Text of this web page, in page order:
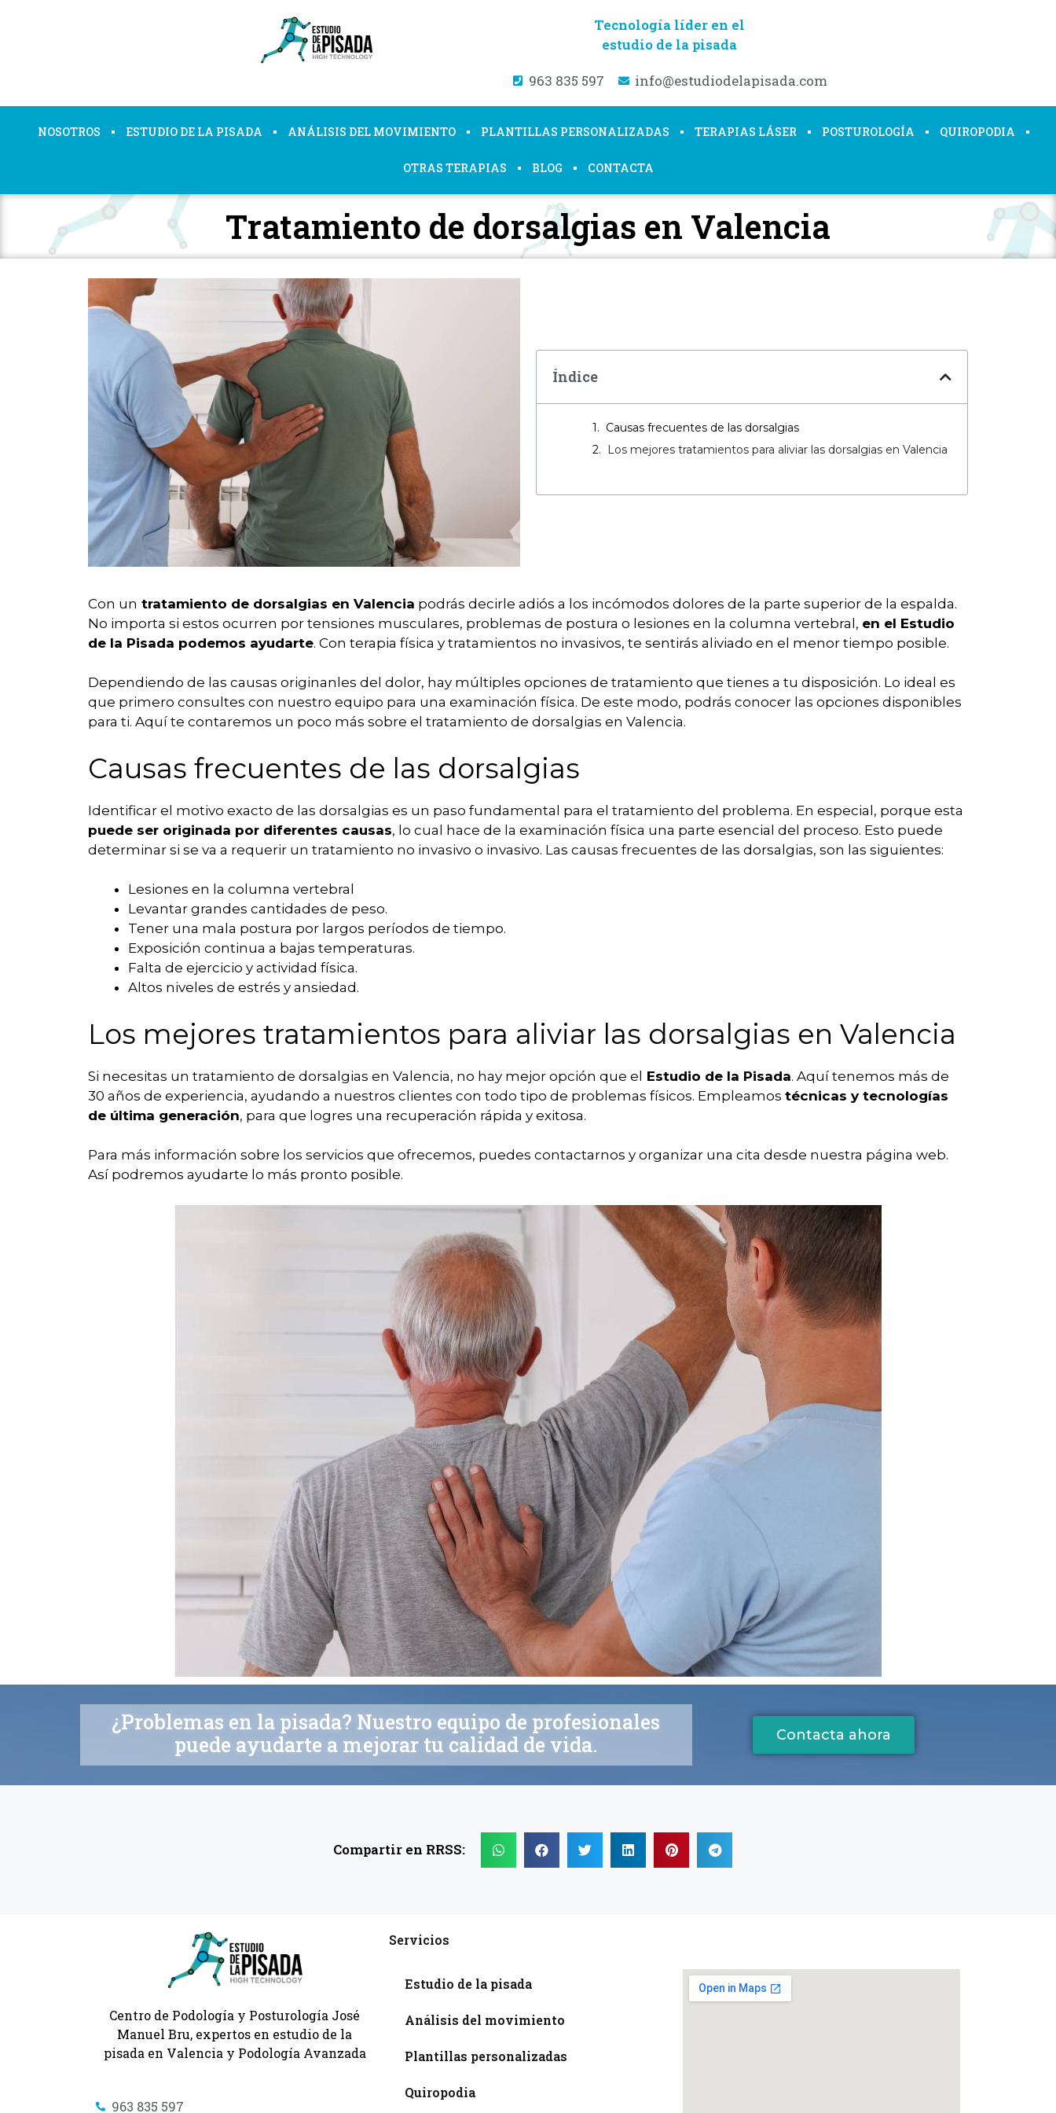
Tecnología líder en el
estudio de la pisada
963 835 597
info@estudiodelapisada.com
NOSOTROS ESTUDIO DE LA PISADA ANÁLISIS DEL MOVIMIENTO PLANTILLAS PERSONALIZADAS TERAPIAS LÁSER POSTUROLOGÍA QUIROPODIA
OTRAS TERAPIAS BLOG CONTACTA
Tratamiento de dorsalgias en Valencia
Índice
Causas frecuentes de las dorsalgias
Los mejores tratamientos para aliviar las dorsalgias en Valencia
Con un tratamiento de dorsalgias en Valencia podrás decirle adiós a los incómodos dolores de la parte superior de la espalda.
No importa si estos ocurren por tensiones musculares, problemas de postura o lesiones en la columna vertebral, en el Estudio
de la Pisada podemos ayudarte. Con terapia física y tratamientos no invasivos, te sentirás aliviado en el menor tiempo posible.
Dependiendo de las causas originanles del dolor, hay múltiples opciones de tratamiento que tienes a tu disposición. Lo ideal es
que primero consultes con nuestro equipo para una examinación física. De este modo, podrás conocer las opciones disponibles
para ti. Aquí te contaremos un poco más sobre el tratamiento de dorsalgias en Valencia.
Causas frecuentes de las dorsalgias
Identificar el motivo exacto de las dorsalgias es un paso fundamental para el tratamiento del problema. En especial, porque esta
puede ser originada por diferentes causas, lo cual hace de la examinación física una parte esencial del proceso. Esto puede
determinar si se va a requerir un tratamiento no invasivo o invasivo. Las causas frecuentes de las dorsalgias, son las siguientes:
Lesiones en la columna vertebral
Levantar grandes cantidades de peso.
Tener una mala postura por largos períodos de tiempo.
Exposición continua a bajas temperaturas.
Falta de ejercicio y actividad física.
Altos niveles de estrés y ansiedad.
Los mejores tratamientos para aliviar las dorsalgias en Valencia
Si necesitas un tratamiento de dorsalgias en Valencia, no hay mejor opción que el Estudio de la Pisada. Aquí tenemos más de
30 años de experiencia, ayudando a nuestros clientes con todo tipo de problemas físicos. Empleamos técnicas y tecnologías
de última generación, para que logres una recuperación rápida y exitosa.
Para más información sobre los servicios que ofrecemos, puedes contactarnos y organizar una cita desde nuestra página web.
Así podremos ayudarte lo más pronto posible.
¿Problemas en la pisada? Nuestro equipo de profesionales
puede ayudarte a mejorar tu calidad de vida.
Contacta ahora
Compartir en RRSS:
Centro de Podología y Posturología José
Manuel Bru, expertos en estudio de la
pisada en Valencia y Podología Avanzada
963 835 597
Servicios
Estudio de la pisada
Análisis del movimiento
Plantillas personalizadas
Quiropodia